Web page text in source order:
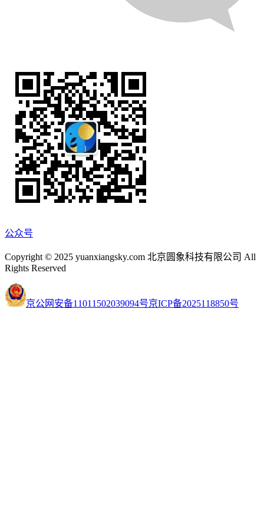
公众号
Copyright © 2025 yuanxiangsky.com 北京圆象科技有限公司 All
Rights Reserved
京公网安备11011502039094号京ICP备2025118850号